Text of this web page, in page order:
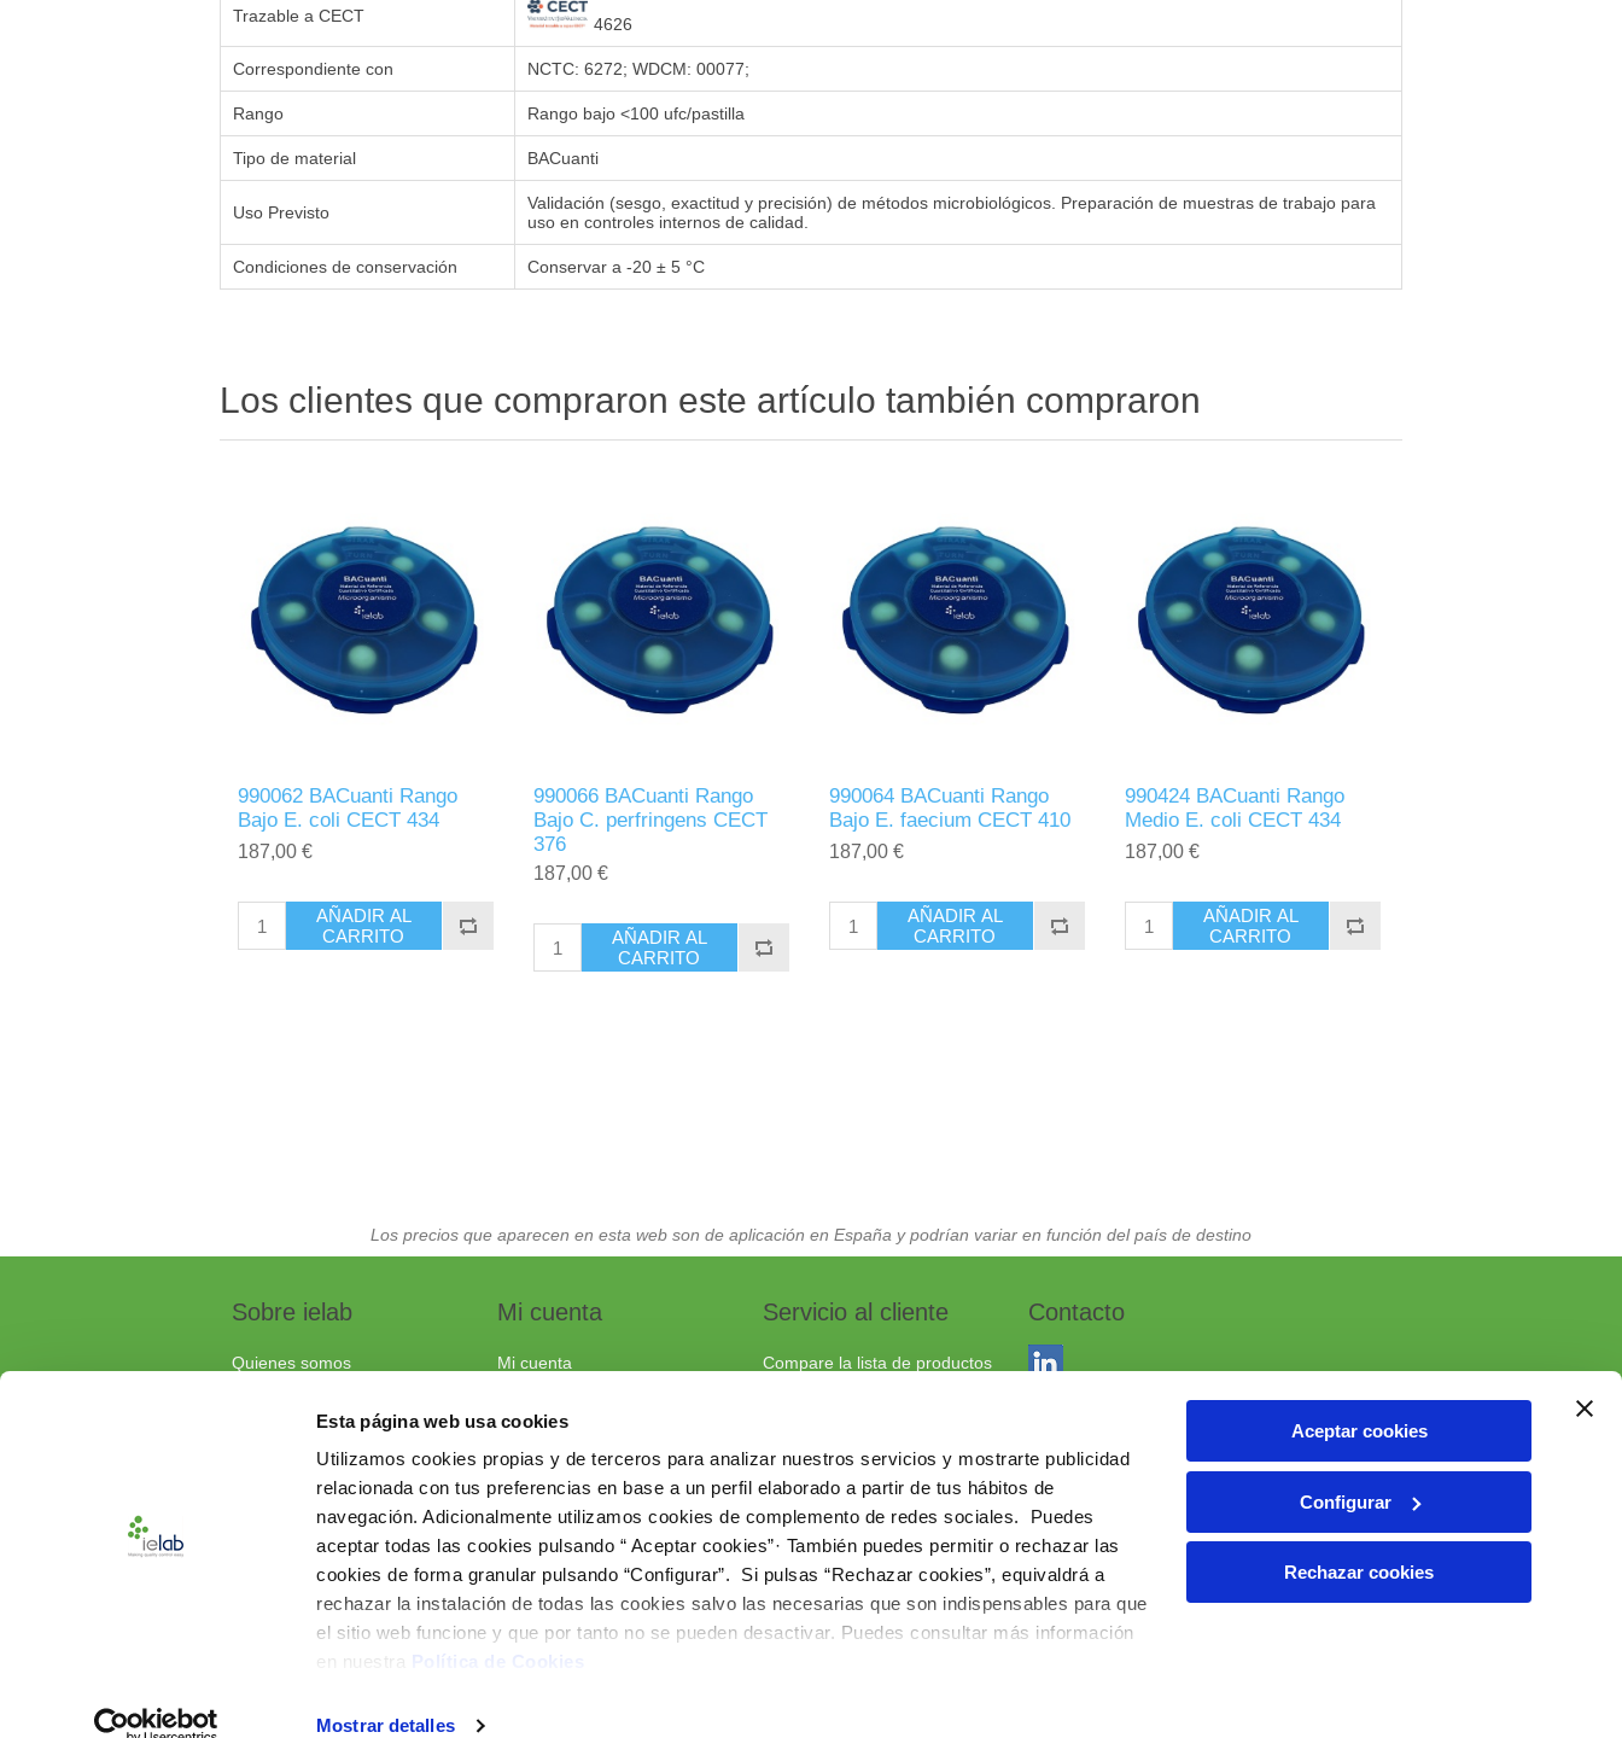
Esta página web usa cookies
Utilizamos cookies propias y de terceros para analizar nuestros servicios y mostrarte publicidad
relacionada con tus preferencias en base a un perfil elaborado a partir de tus hábitos de
navegación. Adicionalmente utilizamos cookies de complemento de redes sociales. Puedes
aceptar todas las cookies pulsando “ Aceptar cookies”· También puedes permitir o rechazar las
cookies de forma granular pulsando “Configurar”. Si pulsas “Rechazar cookies”, equivaldrá a
rechazar la instalación de todas las cookies salvo las necesarias que son indispensables para que
el sitio web funcione y que por tanto no se pueden desactivar. Puedes consultar más información
en nuestra Política de Cookies
Mostrar detalles
Aceptar cookies
Configurar
Rechazar cookies
Trazable a CECT 4626
Correspondiente con NCTC: 6272; WDCM: 00077;
Rango Rango bajo <100 ufc/pastilla
Tipo de material BACuanti
Uso Previsto
Validación (sesgo, exactitud y precisión) de métodos microbiológicos. Preparación de muestras de trabajo para
uso en controles internos de calidad.
Condiciones de conservación Conservar a -20 ± 5 °C
Los clientes que compraron este artículo también compraron
990062 BACuanti Rango
Bajo E. coli CECT 434
187,00 €
AÑADIR AL
CARRITO
990066 BACuanti Rango
Bajo C. perfringens CECT
376
187,00 €
AÑADIR AL
CARRITO
990064 BACuanti Rango
Bajo E. faecium CECT 410
187,00 €
AÑADIR AL
CARRITO
990424 BACuanti Rango
Medio E. coli CECT 434
187,00 €
AÑADIR AL
CARRITO
Los precios que aparecen en esta web son de aplicación en España y podrían variar en función del país de destino
Sobre ielab
Quienes somos
Soluciones a medida
Contacta con nosotros
Documentos de interés
Preguntas frecuentes
Mi cuenta
Mi cuenta
Servicio al cliente
Compare la lista de productos
Aviso Legal
Política de privacidad
Contacto
Dracma, 7 - Polígono Industrial Las Atalayas
03114 ALICANTE (España)
+34 966 10 55 01
comercial@ielab.es
www.ielab.es
nopCommerce